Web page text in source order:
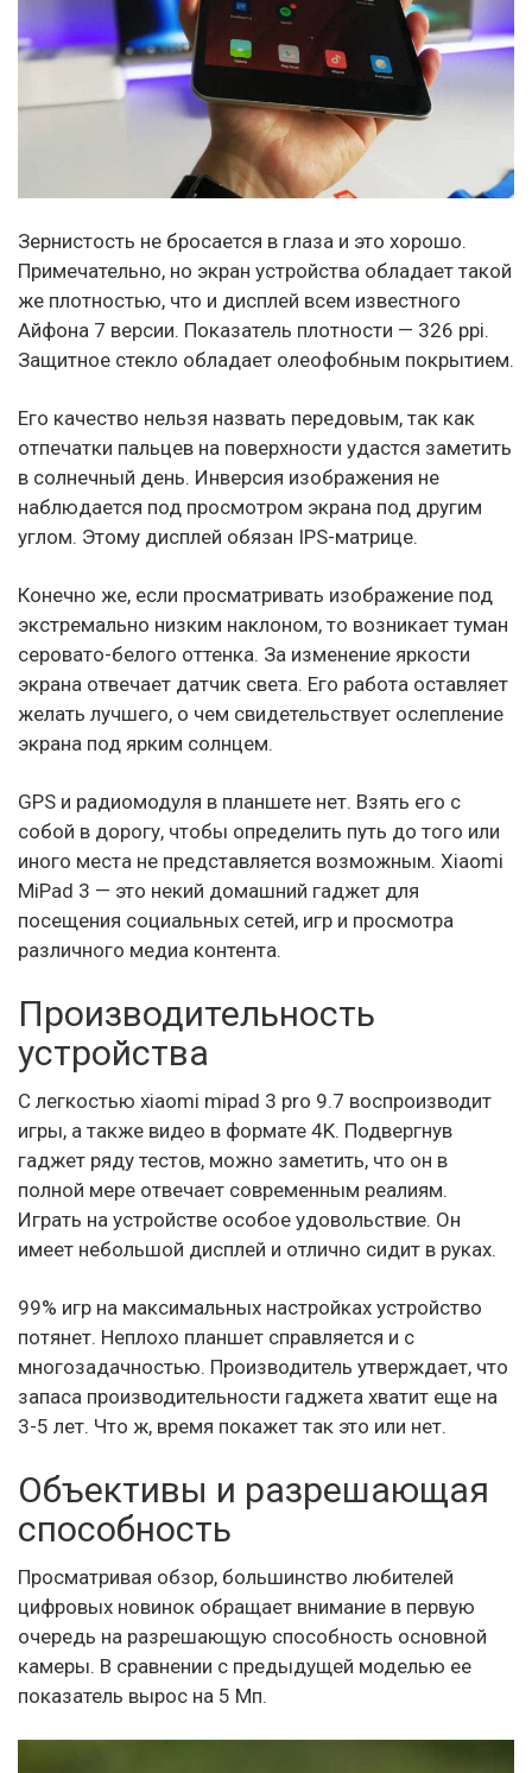
Зернистость не бросается в глаза и это хорошо.
Примечательно, но экран устройства обладает такой
же плотностью, что и дисплей всем известного
Айфона 7 версии. Показатель плотности — 326 ppi.
Защитное стекло обладает олеофобным покрытием.
Его качество нельзя назвать передовым, так как
отпечатки пальцев на поверхности удастся заметить
в солнечный день. Инверсия изображения не
наблюдается под просмотром экрана под другим
углом. Этому дисплей обязан IPS-матрице.
Конечно же, если просматривать изображение под
экстремально низким наклоном, то возникает туман
серовато-белого оттенка. За изменение яркости
экрана отвечает датчик света. Его работа оставляет
желать лучшего, о чем свидетельствует ослепление
экрана под ярким солнцем.
GPS и радиомодуля в планшете нет. Взять его с
собой в дорогу, чтобы определить путь до того или
иного места не представляется возможным. Xiaomi
MiPad 3 — это некий домашний гаджет для
посещения социальных сетей, игр и просмотра
различного медиа контента.
Производительность
устройства
С легкостью xiaomi mipad 3 pro 9.7 воспроизводит
игры, а также видео в формате 4K. Подвергнув
гаджет ряду тестов, можно заметить, что он в
полной мере отвечает современным реалиям.
Играть на устройстве особое удовольствие. Он
имеет небольшой дисплей и отлично сидит в руках.
99% игр на максимальных настройках устройство
потянет. Неплохо планшет справляется и с
многозадачностью. Производитель утверждает, что
запаса производительности гаджета хватит еще на
3-5 лет. Что ж, время покажет так это или нет.
Объективы и разрешающая
способность
Просматривая обзор, большинство любителей
цифровых новинок обращает внимание в первую
очередь на разрешающую способность основной
камеры. В сравнении с предыдущей моделью ее
показатель вырос на 5 Мп.